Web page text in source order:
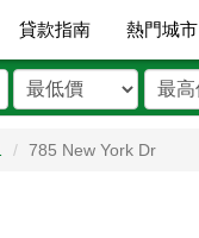
貸款指南 熱門城市
785 New York Dr